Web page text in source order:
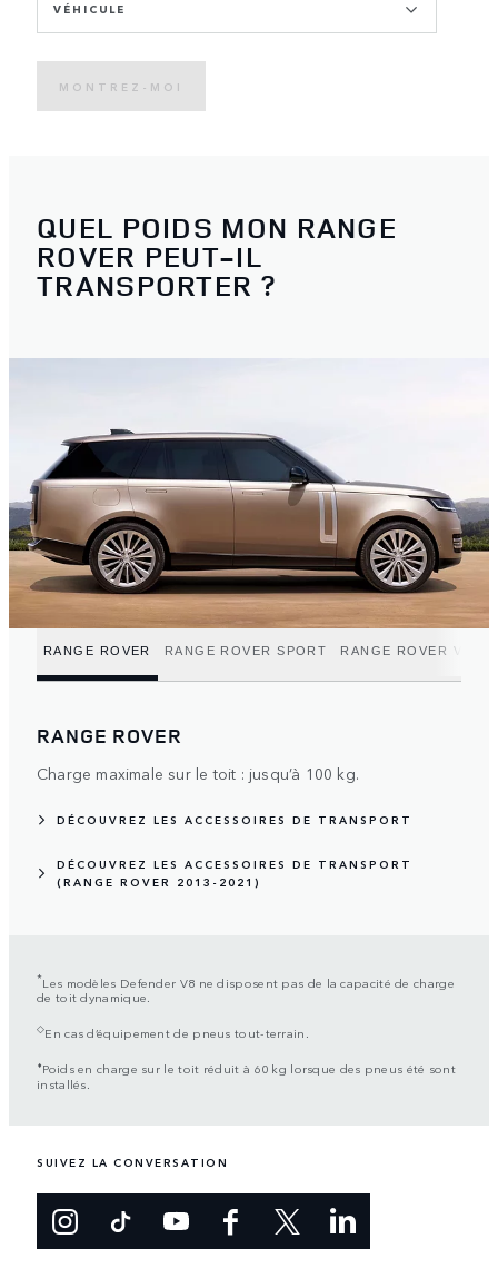
VÉHICULE
MONTREZ-MOI
QUEL POIDS MON RANGE
ROVER PEUT-IL
TRANSPORTER ?
RANGE ROVER RANGE ROVER SPORT RANGE ROVER
RANGE ROVER
Charge maximale sur le toit : jusqu’à 100 kg.
DÉCOUVREZ LES ACCESSOIRES DE TRANSPORT
DÉCOUVREZ LES ACCESSOIRES DE TRANSPORT
(RANGE ROVER 2013-2021)
*Les modèles Defender V8 ne disposent pas de la capacité de charge
de toit dynamique.
◇En cas d’équipement de pneus tout-terrain.
⬧Poids en charge sur le toit réduit à 60 kg lorsque des pneus été sont
installés.
SUIVEZ LA CONVERSATION